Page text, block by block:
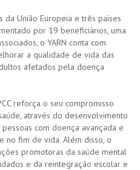
União Europeia e três países
por 19 beneficiários, uma
o YARN conta com
a qualidade de vida das
afetados pela doença
reforça o seu compromisso
através do desenvolvimento
com doença avançada e
no fim de vida. Além disso, o
promotoras da saúde mental
e da reintegração escolar e